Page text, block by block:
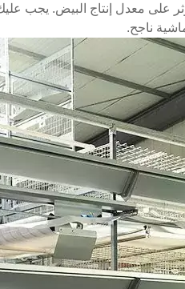
على معدل إنتاج البيض. يجب
ناجح.